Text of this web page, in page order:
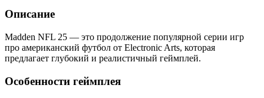
Описание
Madden NFL 25 — это продолжение популярной серии игр
про американский футбол от Electronic Arts, которая
предлагает глубокий и реалистичный геймплей.
Особенности геймплея